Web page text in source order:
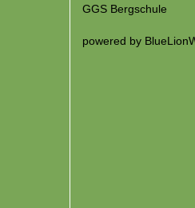
GGS Bergschule
powered by